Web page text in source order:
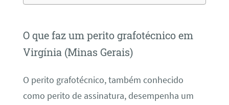
O que faz um perito grafotécnico em
Virgínia (Minas Gerais)
O perito grafotécnico, também conhecido
como perito de assinatura, desempenha um